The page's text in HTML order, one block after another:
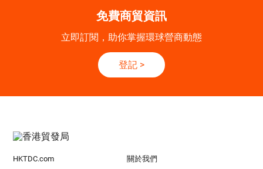
免費商貿資訊
立即訂閱，助你掌握環球營商動態
登記 >
HKTDC.com 關於我們